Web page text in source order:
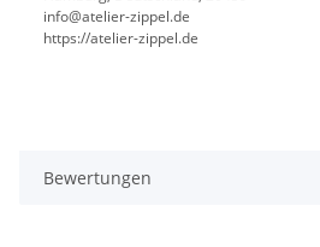
info@atelier-zippel.de
https://atelier-zippel.de
Bewertungen